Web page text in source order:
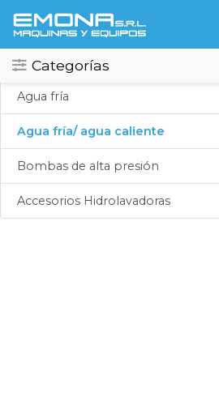
Categorías
Categorias
Todos
Compresores
Secadores
Hidrolavadoras
Hidrolavadoras
Ver todos
Agua fría
Agua fría/ agua caliente
Bombas de alta presión
Accesorios Hidrolavadoras
Lubricación